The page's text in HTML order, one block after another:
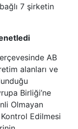
7 şirketin
AB
alanları ve
Birliği’ne
Olmayan
Edilmesi